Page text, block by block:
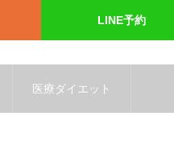
LINE予約
医療ダイエット